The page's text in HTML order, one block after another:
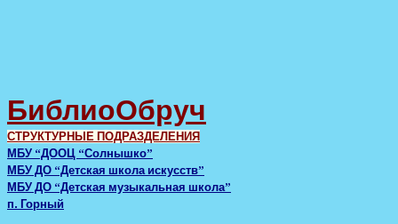
БиблиоОбруч
СТРУКТУРНЫЕ ПОДРАЗДЕЛЕНИЯ
МБУ “ДООЦ “Солнышко”
МБУ ДО “Детская школа искусств”
МБУ ДО “Детская музыкальная школа”
п. Горный